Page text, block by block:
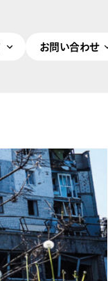
お問い合わせ